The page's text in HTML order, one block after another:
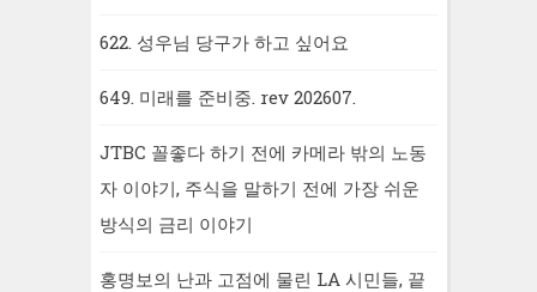
622. 성우님 당구가 하고 싶어요
649. 미래를 준비중. rev 202607.
JTBC 꼴좋다 하기 전에 카메라 밖의 노동
자 이야기, 주식을 말하기 전에 가장 쉬운
방식의 금리 이야기
홍명보의 난과 고점에 물린 LA 시민들, 끝